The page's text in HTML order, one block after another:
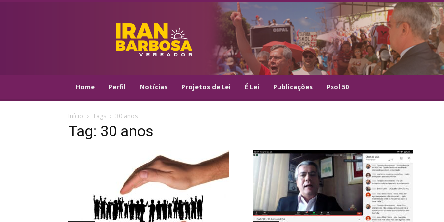
IRAN
BARBOSA
–
VEREADOR
–
Home Perfil Notícias Projetos de Lei É Lei Publicações Psol 50
Início Tags 30 anos
Tag: 30 anos